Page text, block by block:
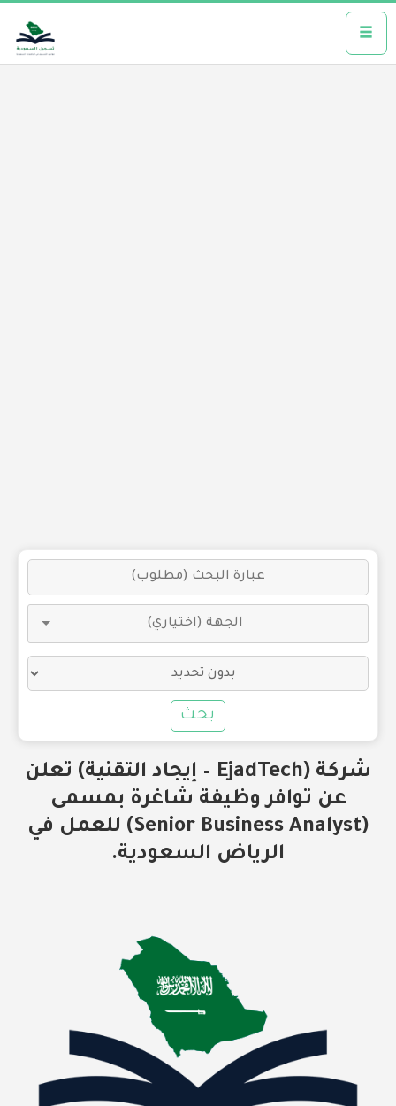
بحث
شركة (EjadTech – إيجاد التقنية) تعلن
عن توافر وظيفة شاغرة بمسمى
(Senior Business Analyst) للعمل في
الرياض السعودية.